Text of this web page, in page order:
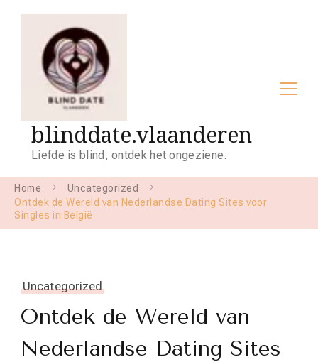
blinddate.vlaanderen
Liefde is blind, ontdek het ongeziene.
Home
Uncategorized
Ontdek de Wereld van Nederlandse Dating Sites voor
Singles in België
Uncategorized
Ontdek de Wereld van
Nederlandse Dating Sites